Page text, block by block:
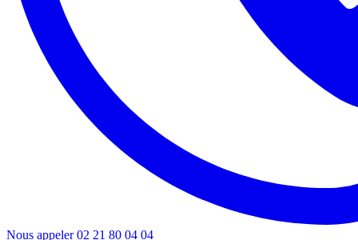
Nous appeler 02 21 80 04 04